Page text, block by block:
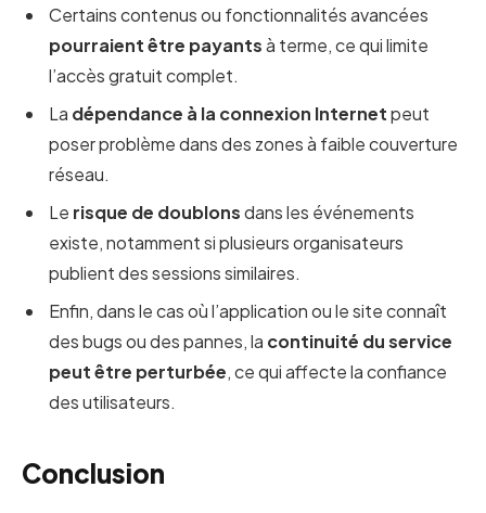
Certains contenus ou fonctionnalités avancées
pourraient être payantsà terme, ce qui limite
l’accès gratuit complet.
La dépendance à la connexion Internetpeut
poser problème dans des zones à faible couverture
réseau.
Le risque de doublonsdans les événements
existe, notamment si plusieurs organisateurs
publient des sessions similaires.
Enfin, dans le cas où l’application ou le site connaît
des bugs ou des pannes, la continuité du service
peut être perturbée, ce qui affecte la confiance
des utilisateurs.
Conclusion